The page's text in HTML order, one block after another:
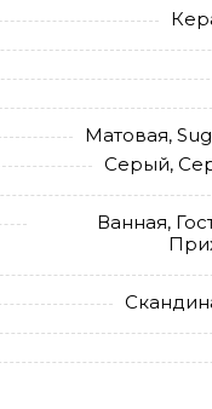
Матовая,
Серый,
Ванная,